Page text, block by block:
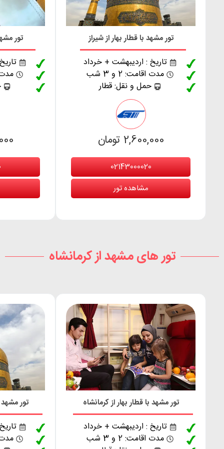
تور مشهد با قطار بهار از شیراز
تاریخ : اردیبهشت + خرداد
مدت اقامت: 2 و 3 شب
حمل و نقل: قطار
2,600,000 تومان
02143000020
مشاهده تور
تور
مدت
تور های مشهد از کرمانشاه
تور مشهد با قطار بهار از کرمانشاه
تاریخ : اردیبهشت + خرداد
مدت اقامت: 2 و 3 شب
تور مشهد
مدت